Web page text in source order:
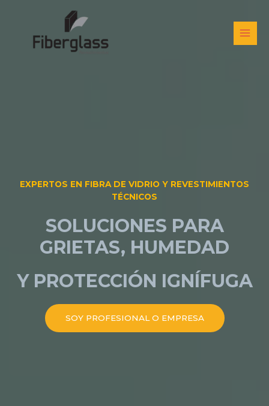
contenido
EXPERTOS EN FIBRA DE VIDRIO Y REVESTIMIENTOS
TÉCNICOS
SOLUCIONES PARA
GRIETAS, HUMEDAD
Y PROTECCIÓN IGNÍFUGA
SOY PROFESIONAL O EMPRESA